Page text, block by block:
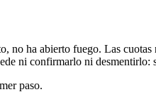
ha abierto fuego. Las
ni confirmarlo ni
paso.